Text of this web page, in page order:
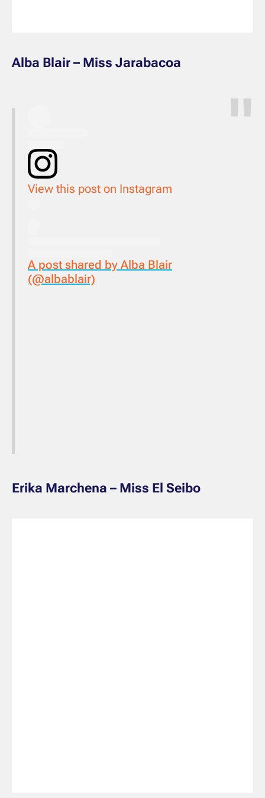
Alba Blair – Miss Jarabacoa
View this post on Instagram
A post shared by Alba Blair
(@albablair)
Erika Marchena – Miss El Seibo